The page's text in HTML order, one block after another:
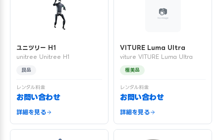
ユニツリー H1
unitree Unitree H1
良品
レンタル料金
お問い合わせ
詳細を見る
VITURE Luma Ultra
viture VITURE Luma Ultra
極美品
レンタル料金
お問い合わせ
詳細を見る